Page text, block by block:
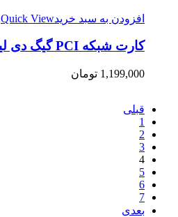
افزودن به سبد خریدQuick View
کارت شبکه PCI گیگ دی لینک مدل DGE-528T
1,199,000 تومان
قبلی
1
2
3
4
5
6
7
بعدی